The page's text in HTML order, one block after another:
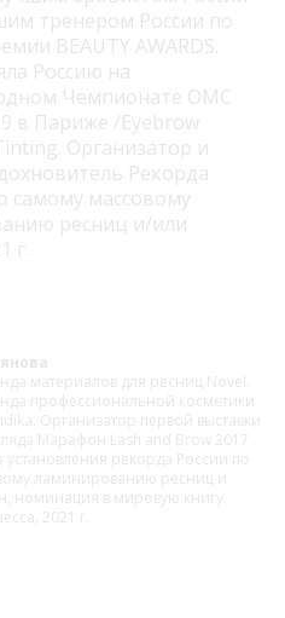
тренером России по
BEAUTY AWARDS.
Россию на
Чемпионате OMC
в Париже /Eyebrow
Организатор и
Рекорда
самому массовому
ресниц и/или
г.
материалов для ресниц Novel.
профессиональной косметики
Организатор первой выставки
Марафон Lash and Brow 2017
установления рекорда России по
ламинированию ресниц и
номинация в мировую книгу
2021 г.